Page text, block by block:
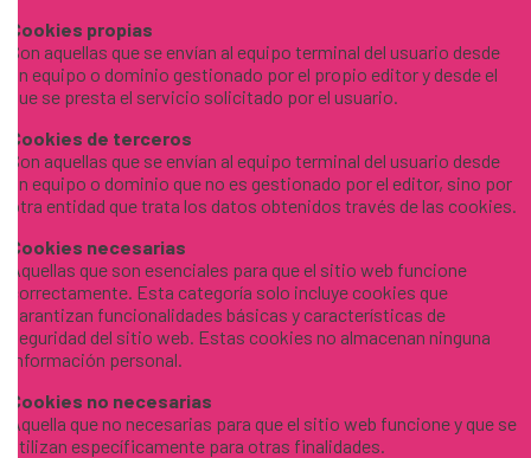
Cookies propias
Son aquellas que se envían al equipo terminal del usuario desde
un equipo o dominio gestionado por el propio editor y desde el
que se presta el servicio solicitado por el usuario.
Cookies de terceros
Son aquellas que se envían al equipo terminal del usuario desde
un equipo o dominio que no es gestionado por el editor, sino por
otra entidad que trata los datos obtenidos través de las cookies.
Cookies necesarias
Aquellas que son esenciales para que el sitio web funcione
correctamente. Esta categoría solo incluye cookies que
garantizan funcionalidades básicas y características de
seguridad del sitio web. Estas cookies no almacenan ninguna
información personal.
Cookies no necesarias
Aquella que no necesarias para que el sitio web funcione y que se
utilizan específicamente para otras finalidades.